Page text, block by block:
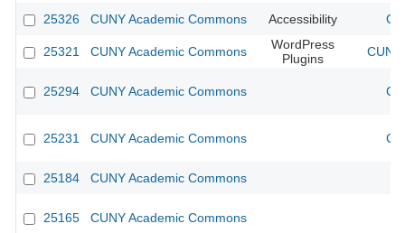
25326 CUNY Academic Commons Accessibility
25321 CUNY Academic Commons
WordPress
Plugins
25294 CUNY Academic Commons
25231 CUNY Academic Commons
25184 CUNY Academic Commons
25165 CUNY Academic Commons